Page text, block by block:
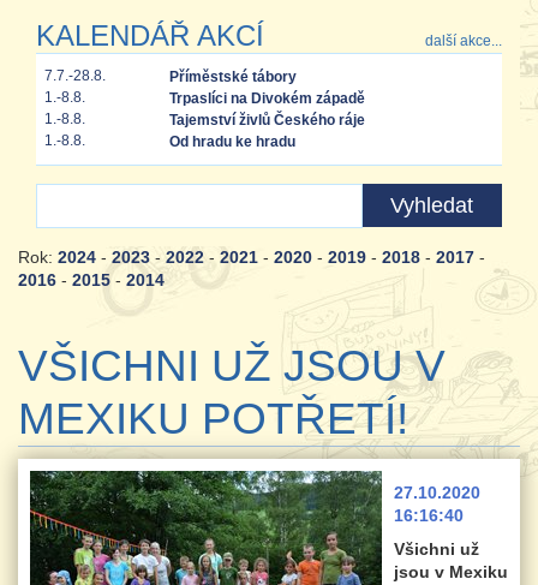
KALENDÁŘ AKCÍ další akce...
7.7.-28.8.
Příměstské tábory
1.-8.8.
Trpaslíci na Divokém západě
1.-8.8.
Tajemství živlů Českého ráje
1.-8.8.
Od hradu ke hradu
Rok: 2024 - 2023 - 2022 - 2021 - 2020 - 2019 - 2018 - 2017 -
2016 - 2015 - 2014
VŠICHNI UŽ JSOU V
MEXIKU POTŘETÍ!
27.10.2020
16:16:40
Všichni už
jsou v Mexiku